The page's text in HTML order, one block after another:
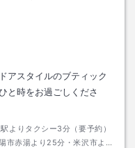
アスタイルのブティック
と時をお過ごしくださ
よりタクシー3分（要予約）
市赤湯より25分・米沢市よ